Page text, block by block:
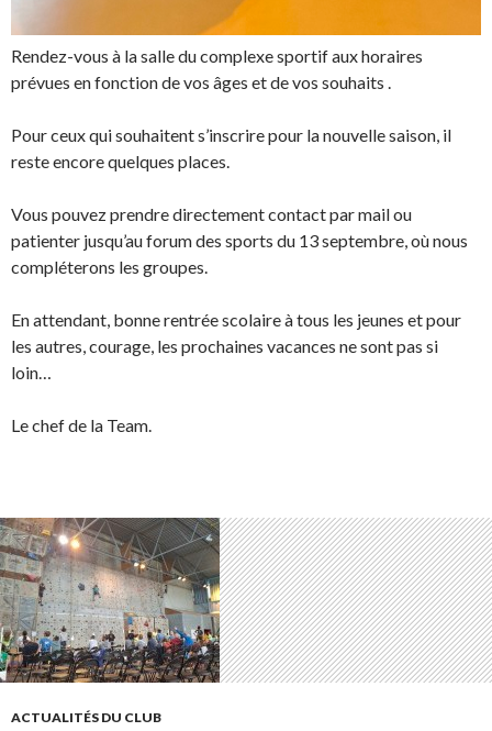
Rendez-vous à la salle du complexe sportif aux horaires
prévues en fonction de vos âges et de vos souhaits .
Pour ceux qui souhaitent s’inscrire pour la nouvelle saison, il
reste encore quelques places.
Vous pouvez prendre directement contact par mail ou
patienter jusqu’au forum des sports du 13 septembre, où nous
compléterons les groupes.
En attendant, bonne rentrée scolaire à tous les jeunes et pour
les autres, courage, les prochaines vacances ne sont pas si
loin…
Le chef de la Team.
ACTUALITÉS DU CLUB